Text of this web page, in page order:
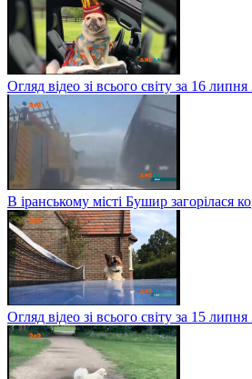
Огляд відео зі всього світу за 16
В іранському місті Бушир загорілася
Огляд відео зі всього світу за 15